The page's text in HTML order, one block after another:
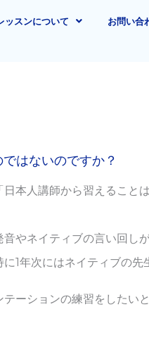
ッスンについて お問い合
はないのですか？
本人講師から習えること
やネイティブの言い回しが
1年次にはネイティブの
ーションの練習をした